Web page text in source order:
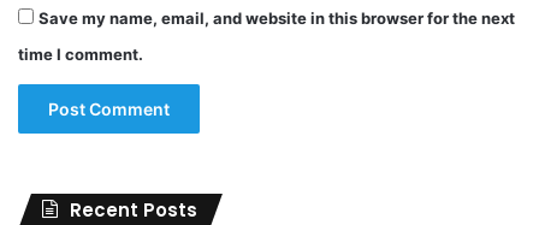
Save my name, email, and website in this browser for the next
time I comment.
Recent Posts